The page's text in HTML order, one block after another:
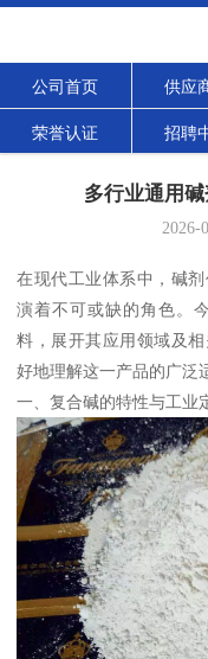
公司首页 供应
荣誉认证 招聘
多行业通用
2026-
在现代工业体系中，碱
演着不可或缺的角色。
料，展开其应用领域及
好地理解这一产品的广泛
一、复合碱的特性与工业